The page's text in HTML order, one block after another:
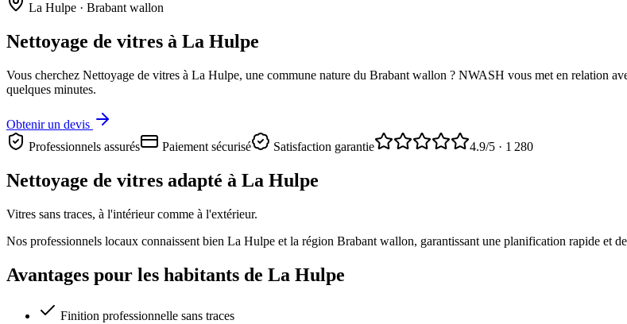
La Hulpe · Brabant wallon
Nettoyage de vitres à La Hulpe
Vous cherchez Nettoyage de vitres à La Hulpe, une commune nature du Brabant wallon ? NWASH vous met en relation
quelques minutes.
Obtenir un devis
Professionnels assurés
Paiement sécurisé Satisfaction garantie 4.9/5 · 1 280
Nettoyage de vitres adapté à La Hulpe
Vitres sans traces, à l'intérieur comme à l'extérieur.
Nos professionnels locaux connaissent bien La Hulpe et la région Brabant wallon, garantissant une planification rapide et
Avantages pour les habitants de La Hulpe
Finition professionnelle sans traces